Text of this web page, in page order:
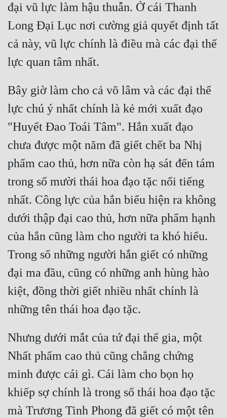
Cổ Đại
Dị Năng
Gia Đấu
Góc Nhìn Nam
Huyền Huyễn
Huyền Nghi
Huyền Ảo
Hài Hước
Hệ Thống
Học Đường
Khoa Huyễn
Khoa Huyễn Không Gian
Kinh Dị
Kiếm Hiệp
Kỳ Huyễn
đại vũ lực làm hậu thuẫn. Ở cái Thanh
Long Đại Lục nơi cường giả quyết định tất
cả này, vũ lực chính là điều mà các đại thế
Bây giờ làm cho cả võ lâm và các đại thế
lực chú ý nhất chính là kẻ mới xuất đạo
"Huyết Đao Toái Tâm". Hắn xuất đạo
chưa được một năm đã giết chết ba Nhị
phẩm cao thủ, hơn nữa còn hạ sát đến tám
trong số mười thái hoa đạo tặc nổi tiếng
nhất. Công lực của hắn biểu hiện ra không
dưới thập đại cao thủ, hơn nữa phẩm hạnh
của hắn cũng làm cho người ta khó hiểu.
Trong số những người hắn giết có những
đại ma đầu, cũng có những anh hùng hào
kiệt, đồng thời giết nhiều nhất chính là
Nhưng dưới mắt của tứ đại thế gia, một
Nhất phẩm cao thủ cũng chẳng chứng
minh được cái gì. Cái làm cho bọn họ
khiếp sợ chính là trong số thái hoa đạo tặc
mà Trương Tinh Phong đã giết có một tên